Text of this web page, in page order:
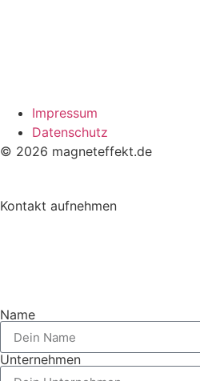
Impressum
Datenschutz
© 2026 magneteffekt.de
Kontakt aufnehmen
Name
Unternehmen